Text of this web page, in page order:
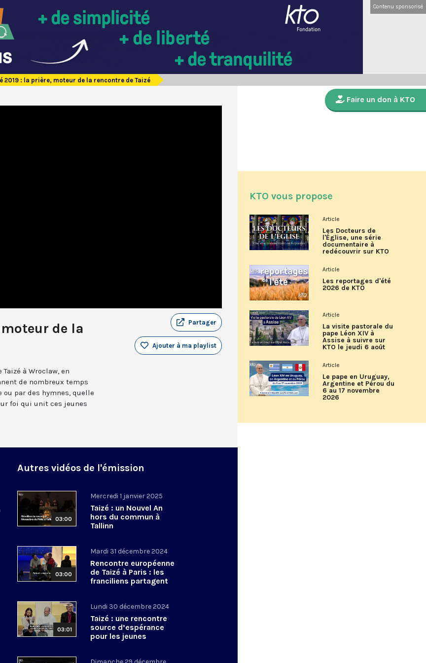
Contenu sponsorisé
2019 : la prière, moteur de la rencontre de Taizé
de la
Partager
Ajouter à ma playlist
à Wroclaw, en
de nombreux temps
ou par des hymnes, quelle
foi qui unit ces jeunes
Autres vidéos de l'émission
03:00
Mercredi 1 janvier 2025
Taizé : un Nouvel An
hors du commun à
Tallinn
03:00
Mardi 31 décembre 2024
Rencontre européenne
de Taizé à Paris : les
franciliens partagent
03:01
Lundi 30 décembre 2024
Taizé : une rencontre
source d’espérance
pour les jeunes
Faire un don à KTO
KTO vous propose
Article
Les Docteurs de
l'Église, une série
documentaire à
redécouvrir sur KTO
Article
Les reportages d'été
2026 de KTO
Article
La visite pastorale du
pape Léon XIV à
Assise à suivre sur
KTO le jeudi 6 août
Article
Le pape en Uruguay,
Argentine et Pérou du
6 au 17 novembre
2026